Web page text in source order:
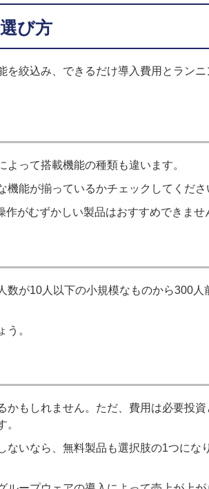
び方
を絞込み、できるだけ導入費用とランニ
って搭載機能の種類も違います。
能が揃っているかチェックしてくださ
がむずかしい製品はおすすめできませ
数が10人以下の小規模なものから300人
。
もしれません。ただ、費用は必要投資
。
いなら、無料製品も選択肢の1つにな